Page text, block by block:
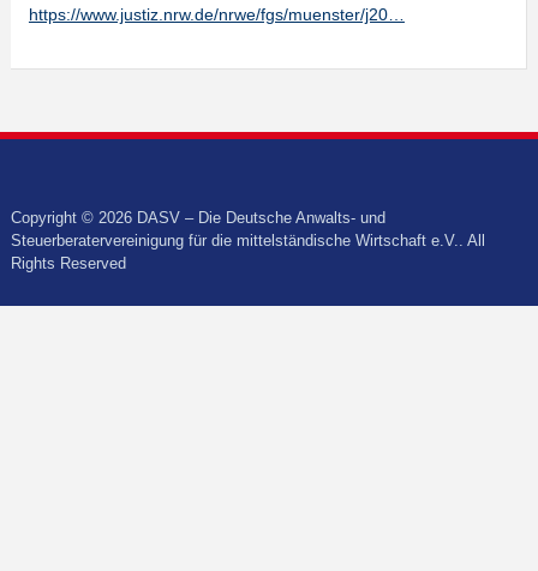
https://www.justiz.nrw.de/nrwe/fgs/muenster/j20…
Copyright © 2026 DASV – Die Deutsche Anwalts- und
Steuerberatervereinigung für die mittelständische Wirtschaft e.V.. All
Rights Reserved